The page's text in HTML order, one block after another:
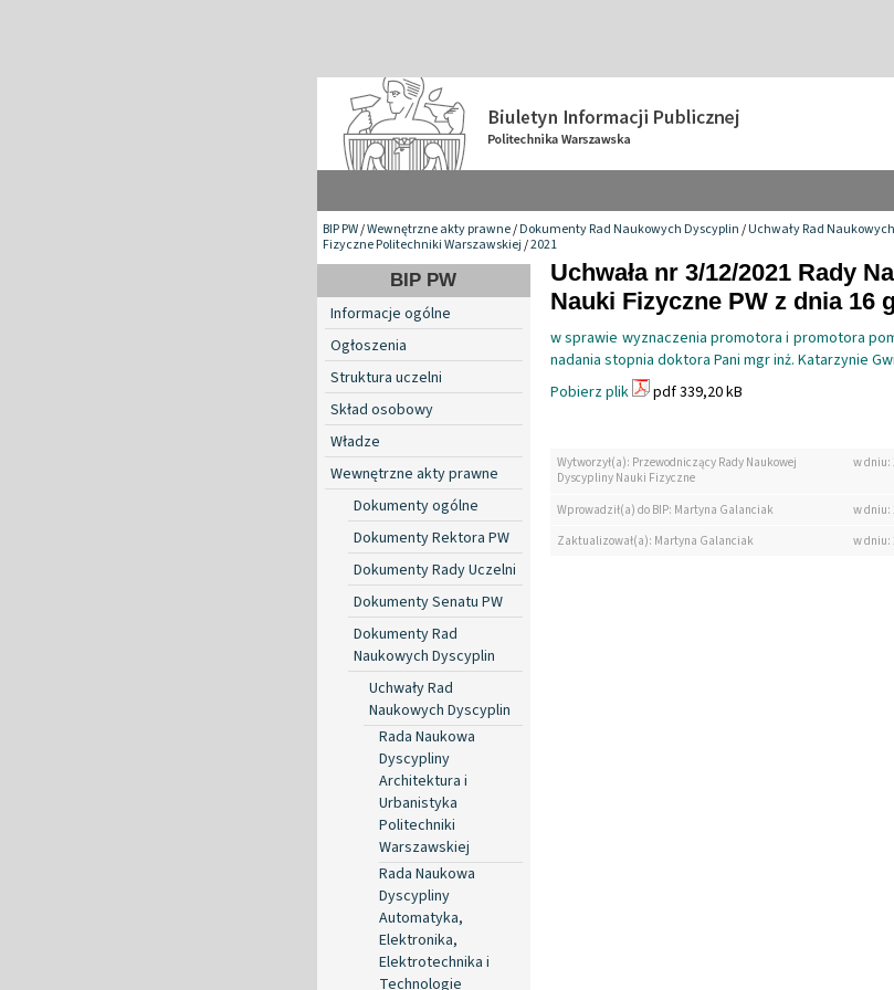
BIP PW/Wewnętrzne akty prawne/Dokumenty Rad Naukowych Dyscyplin/Uchwały Rad
Fizyczne Politechniki Warszawskiej/2021
BIP PW
Informacje ogólne
Ogłoszenia
Struktura uczelni
Skład osobowy
Władze
Wewnętrzne akty prawne
Dokumenty ogólne
Dokumenty Rektora PW
Dokumenty Rady Uczelni
Dokumenty Senatu PW
Dokumenty Rad
Naukowych Dyscyplin
Uchwały Rad
Naukowych Dyscyplin
Rada Naukowa
Dyscypliny
Architektura i
Urbanistyka
Politechniki
Warszawskiej
Rada Naukowa
Dyscypliny
Automatyka,
Elektronika,
Elektrotechnika i
Technologie
Uchwała nr 3/12/2021 Rady
Nauki Fizyczne PW z dnia 16
w sprawie wyznaczenia promotora i promotora
nadania stopnia doktora Pani mgr inż. Katarzynie
Pobierz plik
pdf 339,20 kB
Wytworzył(a): Przewodniczący Rady Naukowej
Dyscypliny Nauki Fizyczne
w dniu:
Wprowadził(a) do BIP: Martyna Galanciak
w dniu:
Zaktualizował(a): Martyna Galanciak
w dniu: